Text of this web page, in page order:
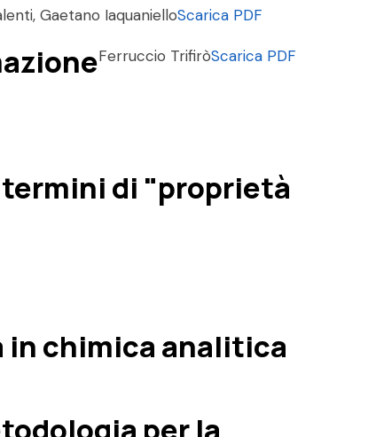
Gaetano IaquanielloScarica PDF
Ferruccio TrifiròScarica PDF
di "proprietà
in chimica analitica